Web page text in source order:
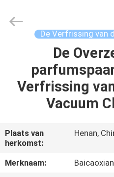
PRODUCTEN
ONS
FABRIEKSREIS
De Verfrissing van
De
Verfrissing
Vacuum
Plaats van
herkomst:
Henan,
Merknaam: